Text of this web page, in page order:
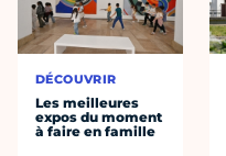
DÉCOUVRIR
Les meilleures
expos du moment
à faire en famille